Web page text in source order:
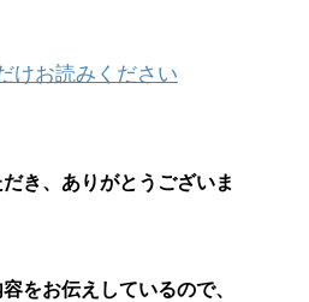
けお読みください
き、ありがとうございま
をお伝えしているので、